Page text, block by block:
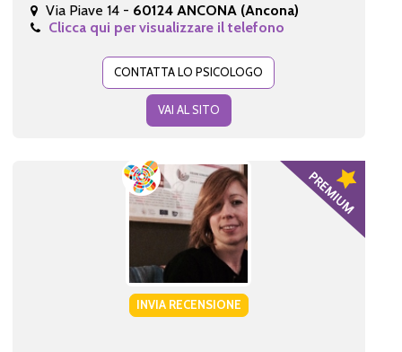
Via Piave 14 - 60124 ANCONA (Ancona)
Clicca qui per visualizzare il telefono
CONTATTA LO PSICOLOGO
VAI AL SITO
INVIA RECENSIONE